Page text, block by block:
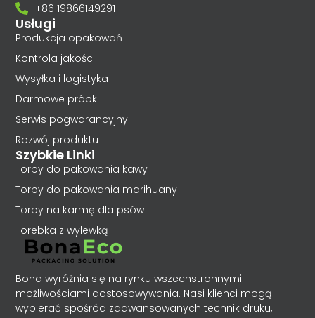
Bona wyróżnia się na rynku wszechstronnymi
możliwościami dostosowywania. Nasi klienci mogą
wybierać spośród zaawansowanych technik druku,
Usługi
Produkcja opakowań
Kontrola jakości
Wysyłka i logistyka
Darmowe próbki
Serwis pogwarancyjny
Rozwój produktu
Szybkie Linki
Torby do pakowania kawy
Torby do pakowania marihuany
Torby na karmę dla psów
Torebka z wylewką
+86 19866149291